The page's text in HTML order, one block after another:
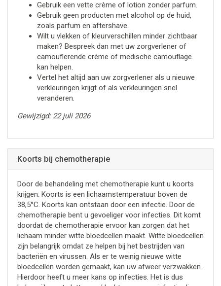
Gebruik een vette crème of lotion zonder parfum.
Gebruik geen producten met alcohol op de huid,
zoals parfum en aftershave.
Wilt u vlekken of kleurverschillen minder zichtbaar
maken? Bespreek dan met uw zorgverlener of
camouflerende crème of medische camouflage
kan helpen.
Vertel het altijd aan uw zorgverlener als u nieuwe
verkleuringen krijgt of als verkleuringen snel
veranderen.
Gewijzigd: 22 juli 2026
Koorts bij chemotherapie
Door de behandeling met chemotherapie kunt u koorts
krijgen. Koorts is een lichaamstemperatuur boven de
38,5°C. Koorts kan ontstaan door een infectie. Door de
chemotherapie bent u gevoeliger voor infecties. Dit komt
doordat de chemotherapie ervoor kan zorgen dat het
lichaam minder witte bloedcellen maakt. Witte bloedcellen
zijn belangrijk omdat ze helpen bij het bestrijden van
bacteriën en virussen. Als er te weinig nieuwe witte
bloedcellen worden gemaakt, kan uw afweer verzwakken.
Hierdoor heeft u meer kans op infecties. Het is dus